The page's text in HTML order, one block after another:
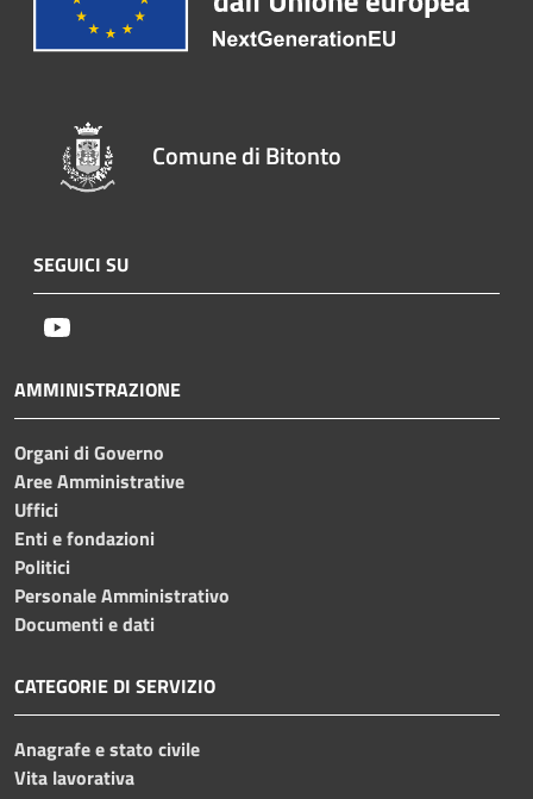
Comune di Bitonto
SEGUICI SU
AMMINISTRAZIONE
Organi di Governo
Aree Amministrative
Uffici
Enti e fondazioni
Politici
Personale Amministrativo
Documenti e dati
CATEGORIE DI SERVIZIO
Anagrafe e stato civile
Vita lavorativa